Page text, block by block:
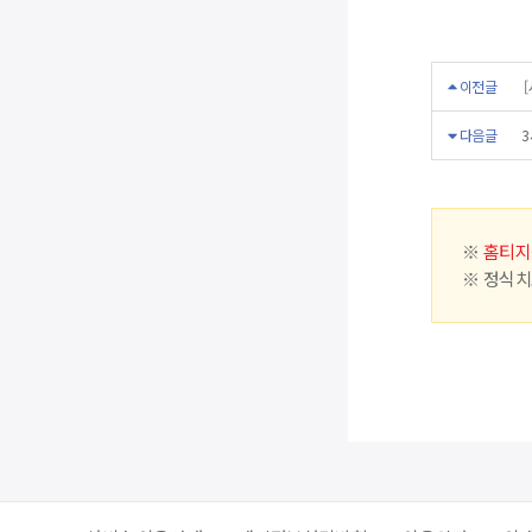
이전글 [
다음글
※ 홈티
※ 정식치